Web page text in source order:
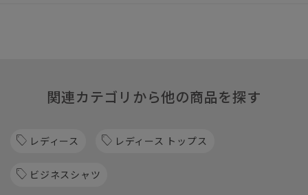
関連カテゴリから他の商品を探す
レディース レディース トップス
ビジネスシャツ